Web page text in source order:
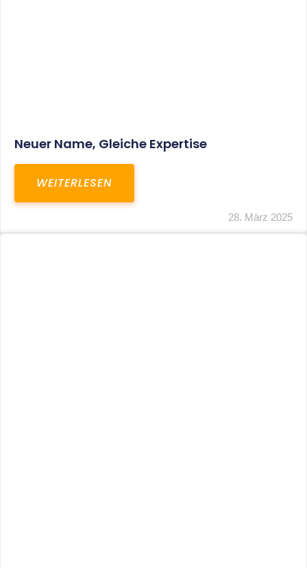
Neuer Name, Gleiche Expertise
WEITERLESEN
28. März 2025